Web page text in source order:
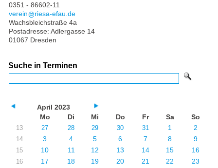
0351 - 86602-11
verein
riesa-efau.de
Wachsbleichstraße 4a
Postadresse: Adlergasse 14
01067 Dresden
Suche in Terminen
April 2023
Mo
Di Mi Do Fr Sa So
13 27 28 29 30 31 1 2
14 3 4 5 6 7 8 9
15 10 11 12 13 14 15 16
16 17 18 19 20 21 22 23